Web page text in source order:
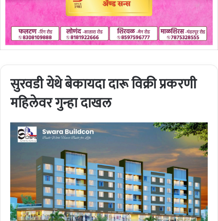
सुरवडी येथे बेकायदा दारू विक्री प्रकरणी
महिलेवर गुन्हा दाखल